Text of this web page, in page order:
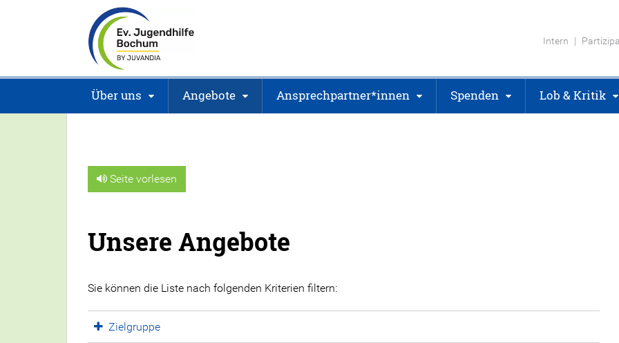
Über uns Angebote Ansprechpartner*innen Spenden Lob & Kritik
Intern
Seite vorlesen
Unsere Angebote
Sie können die Liste nach folgenden Kriterien filtern:
Zielgruppe